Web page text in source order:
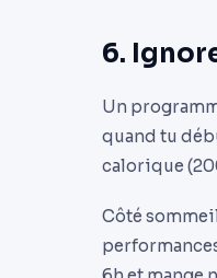
6.
Un
quand tu
calorique
Côté